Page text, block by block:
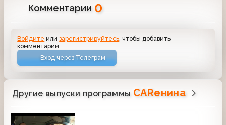
Комментарии 0
Войдите илизарегистрируйтесь , чтобы добавить
комментарий
Вход через Телеграм
Другие выпуски программы CARенина